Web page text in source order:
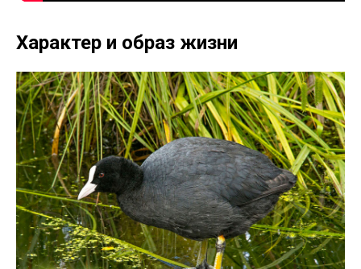
Характер и образ жизни